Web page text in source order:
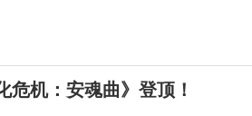
危机：安魂曲》登顶！